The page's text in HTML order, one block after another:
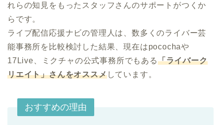
れらの知見をもったスタッフさんのサポートがつくか
らです。
ライブ配信応援ナビの管理人は、数多くのライバー芸
能事務所を比較検討した結果、現在はpocochaや
17Live、ミクチャの公式事務所でもある「ライバーク
リエイト」さんをオススメしています。
おすすめの理由